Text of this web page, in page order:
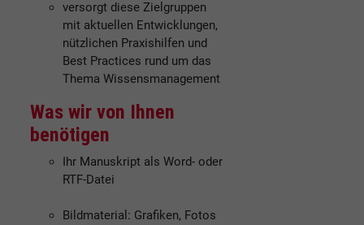
versorgt diese Zielgruppen
mit aktuellen Entwicklungen,
nützlichen Praxishilfen und
Best Practices rund um das
Thema Wissensmanagement
Was wir von Ihnen
benötigen
Ihr Manuskript als Word- oder
RTF-Datei
Bildmaterial: Grafiken, Fotos